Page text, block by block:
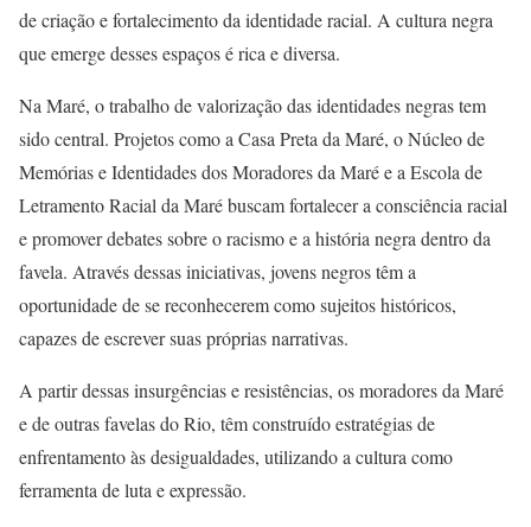
de criação e fortalecimento da identidade racial. A cultura negra
que emerge desses espaços é rica e diversa.
Na Maré, o trabalho de valorização das identidades negras tem
sido central. Projetos como a Casa Preta da Maré, o Núcleo de
Memórias e Identidades dos Moradores da Maré e a Escola de
Letramento Racial da Maré buscam fortalecer a consciência racial
e promover debates sobre o racismo e a história negra dentro da
favela. Através dessas iniciativas, jovens negros têm a
oportunidade de se reconhecerem como sujeitos históricos,
capazes de escrever suas próprias narrativas.
A partir dessas insurgências e resistências, os moradores da Maré
e de outras favelas do Rio, têm construído estratégias de
enfrentamento às desigualdades, utilizando a cultura como
ferramenta de luta e expressão.